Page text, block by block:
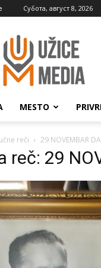
Субота, август 8, 2026
UžiceMedia
MESTO
reči 29 NOVEMBAR
reč: 29